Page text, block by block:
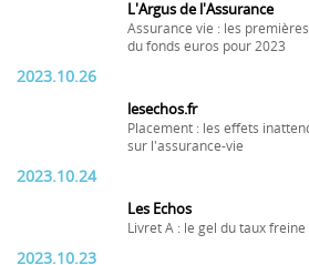
L'Argus de l'Assurance
Assurance vie : les
du fonds euros pour 2023
2023.10.26
lesechos.fr
Placement : les effets
sur l'assurance-vie
2023.10.24
Les Echos
Livret A : le gel du taux
2023.10.23